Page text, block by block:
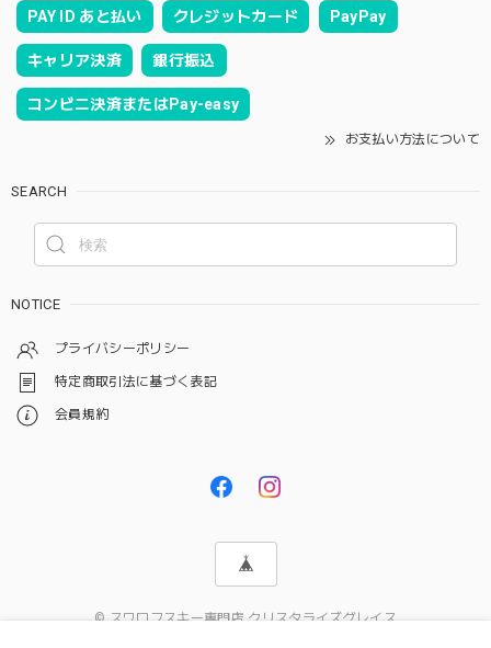
PAY ID あと払い クレジットカード PayPay
キャリア決済 銀行振込
コンビニ決済またはPay-easy
お支払い方法について
SEARCH
NOTICE
プライバシーポリシー
特定商取引法に基づく表記
会員規約
© スワロフスキー専門店 クリスタライズグレイス